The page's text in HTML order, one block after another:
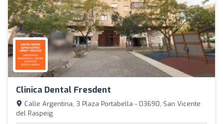
Clinica Dental Fresdent
Calle Argentina, 3 Plaza Portabella - 03690, San Vicente
del Raspeig